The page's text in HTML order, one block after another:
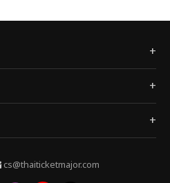
cs@thaiticketmajor.com